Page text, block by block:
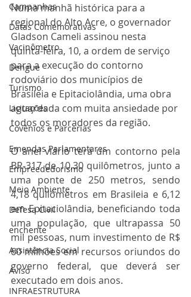
Campanhas
Datas Comemorativas
Vacinômetro
Dengue
Turismo
Licitações
Covênios e Parcerias
Emendas Parlamentares
Empreededorismo
Meio Ambiente
Defesa Civil
enchente
Assistência Social
Aviso
INFRAESTRUTURA
Numa manhã histórica para a
regional do Alto Acre, o governador
Gladson Cameli assinou nesta
quinta-feira, 10, a ordem de serviço
para a execução do contorno
rodoviário dos municípios de
Brasileia e Epitaciolândia, uma obra
aguardada com muita ansiedade por
todos os moradores da região.
O anel viário terá um contorno pela
BR-317 de 10,30 quilômetros, junto a
uma ponte de 250 metros, sendo
4,18 quilômetros em Brasileia e 6,12
em Epitaciolândia, beneficiando toda
uma população, que ultrapassa 50
mil pessoas, num investimento de R$
60 milhões em recursos oriundos do
governo federal, que deverá ser
executado em dois anos.